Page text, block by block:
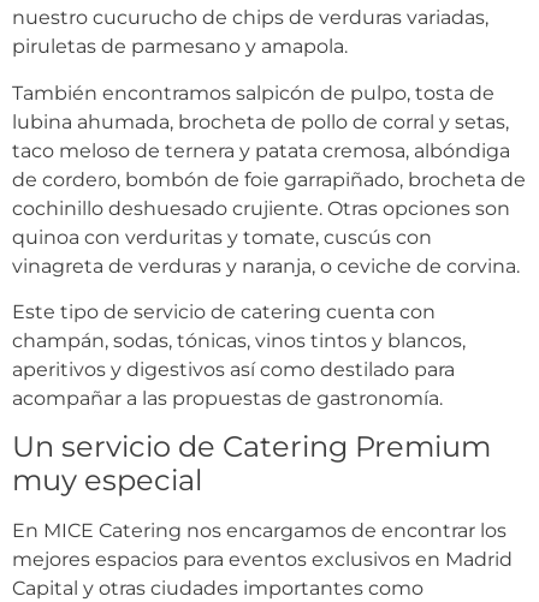
nuestro cucurucho de chips de verduras variadas,
piruletas de parmesano y amapola.
También encontramos salpicón de pulpo, tosta de
lubina ahumada, brocheta de pollo de corral y setas,
taco meloso de ternera y patata cremosa, albóndiga
de cordero, bombón de foie garrapiñado, brocheta de
cochinillo deshuesado crujiente. Otras opciones son
quinoa con verduritas y tomate, cuscús con
vinagreta de verduras y naranja, o ceviche de corvina.
Este tipo de servicio de catering cuenta con
champán, sodas, tónicas, vinos tintos y blancos,
aperitivos y digestivos así como destilado para
acompañar a las propuestas de gastronomía.
Un servicio de Catering Premium
muy especial
En MICE Catering nos encargamos de encontrar los
mejores espacios para eventos exclusivos en Madrid
Capital y otras ciudades importantes como